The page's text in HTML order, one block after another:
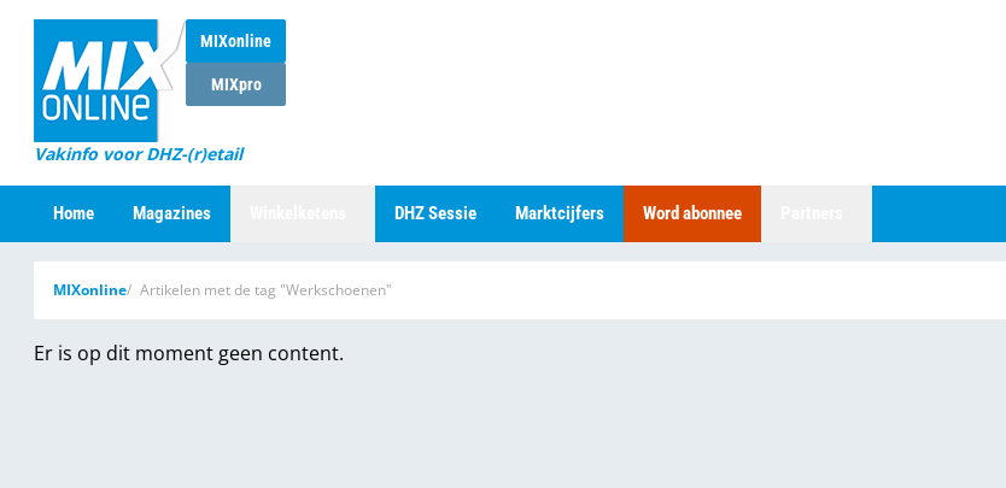
MIXonline
MIXpro
Vakinfo voor DHZ-(r)etail
Home Magazines DHZ Sessie Marktcijfers Word abonnee
MIXonline Artikelen met de tag "Werkschoenen"
Er is op dit moment geen content.